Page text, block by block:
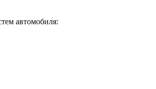
автомобиля: